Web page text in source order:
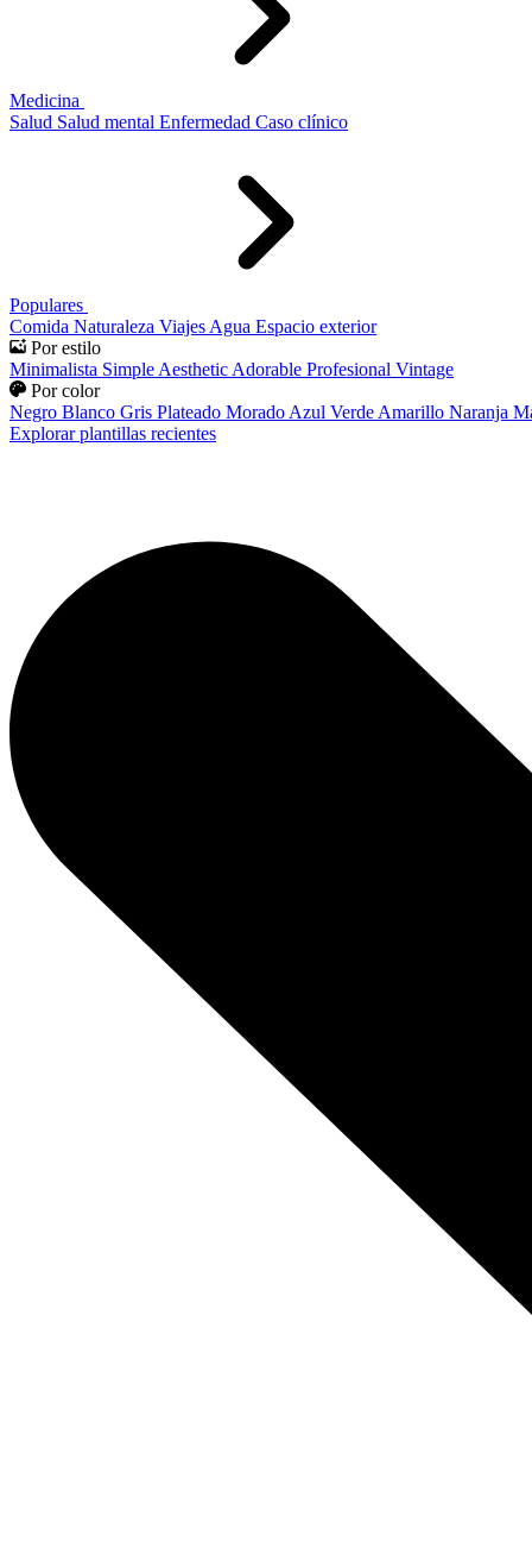
Medicina
Salud Salud mental Enfermedad Caso clínico
Populares
Comida Naturaleza Viajes Agua Espacio exterior
Por estilo
Minimalista Simple Aesthetic Adorable Profesional Vintage
Por color
Negro Blanco Gris Plateado Morado Azul Verde Amarillo Naranja
Explorar plantillas recientes